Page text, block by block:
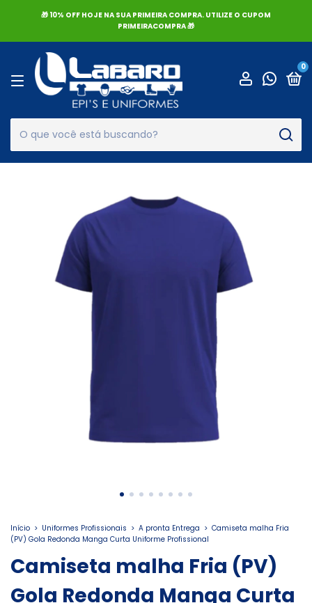
🎁 10% OFF HOJE NA SUA PRIMEIRA COMPRA. UTILIZE O CUPOM
PRIMEIRACOMPRA 🎁
0
Início > Uniformes Profissionais > A pronta Entrega > Camiseta malha Fria
(PV) Gola Redonda Manga Curta Uniforme Profissional
Camiseta malha Fria (PV)
Gola Redonda Manga Curta